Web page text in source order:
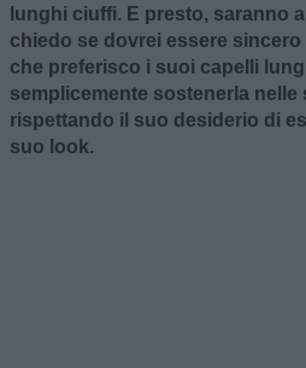
lunghi ciuffi. E presto, saranno
chiedo se dovrei essere
che preferisco i suoi capelli
semplicemente sostenerla nelle
rispettando il suo desiderio di
suo look.